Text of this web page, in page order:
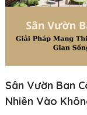
Sân Vườn Ban
Nhiên Vào